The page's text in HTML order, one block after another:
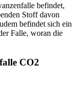
befindet,
Stoff davon
befindet sich ein
Falle, woran die
CO2